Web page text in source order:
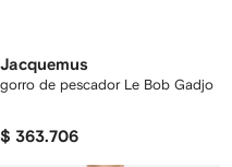
Jacquemus
gorro de pescador Le Bob Gadjo
$ 363.706